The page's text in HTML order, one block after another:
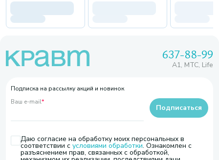
637-88-99
A1, МТС, Life
Подписка на рассылку акций и новинок
Ваш e-mail*
Даю согласие на обработку моих персональных в
соответствии с условиями обработки. Ознакомлен с
разъяснением прав, связанных с обработкой,
Подписаться